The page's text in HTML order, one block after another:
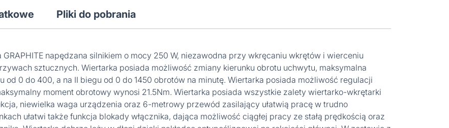
Pliki do pobrania
napędzana silnikiem o mocy 250 W, niezawodna przy wkręcaniu wkrętów i wierceniu
sztucznych. Wiertarka posiada możliwość zmiany kierunku obrotu uchwytu, maksymalna
0 do 400, a na II biegu od 0 do 1450 obrotów na minutę. Wiertarka posiada możliwość regulacji
moment obrotowy wynosi 21.5Nm. Wiertarka posiada wszystkie zalety wiertarko-wkrętarki
niewielka waga urządzenia oraz 6-metrowy przewód zasilający ułatwią pracę w trudno
ułatwi także funkcja blokady włącznika, dająca możliwość ciągłej pracy ze stałą prędkością oraz